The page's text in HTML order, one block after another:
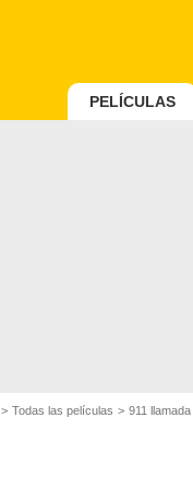
PELÍCULAS
Todas las películas 911